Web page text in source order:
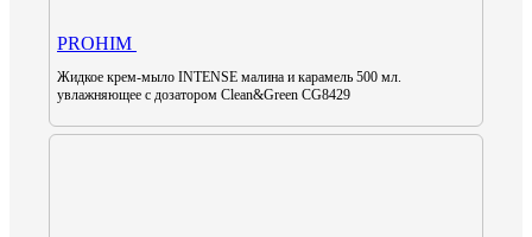
PROHIM
Жидкое крем-мыло INTENSE малина и карамель 500 мл.
увлажняющее с дозатором Clean&Green CG8429